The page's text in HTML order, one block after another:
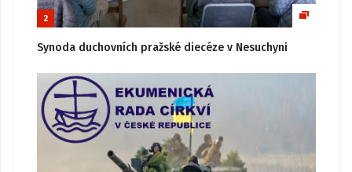
2
Synoda duchovních pražské diecéze v Nesuchyni